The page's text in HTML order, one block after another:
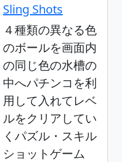
Sling Shots
４種類の異なる色
のボールを画面内
の同じ色の水槽の
中へパチンコを利
用して入れてレベ
ルをクリアしてい
くパズル・スキル
ショットゲーム